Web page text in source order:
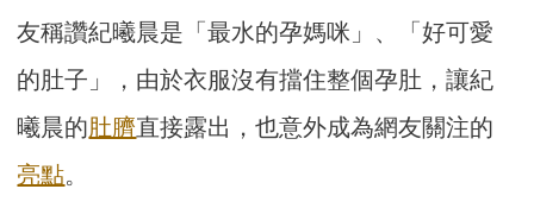
友稱讚紀曦晨是「最水的孕媽咪」、「好可愛
的肚子」，由於衣服沒有擋住整個孕肚，讓紀
曦晨的肚臍直接露出，也意外成為網友關注的
亮點。